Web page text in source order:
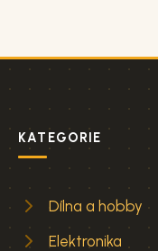
KATEGORIE
Dílna a hobby
Elektronika